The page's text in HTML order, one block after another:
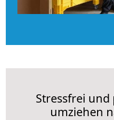
Stressfrei und
umziehen